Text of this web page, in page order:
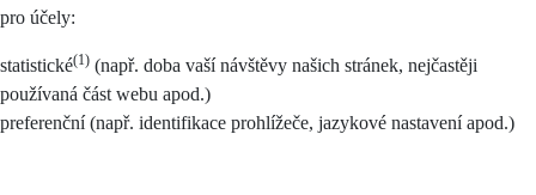
pro účely:
statistické(1) (např. doba vaší návštěvy našich stránek, nejčastěji
používaná část webu apod.)
preferenční (např. identifikace prohlížeče, jazykové nastavení apod.)